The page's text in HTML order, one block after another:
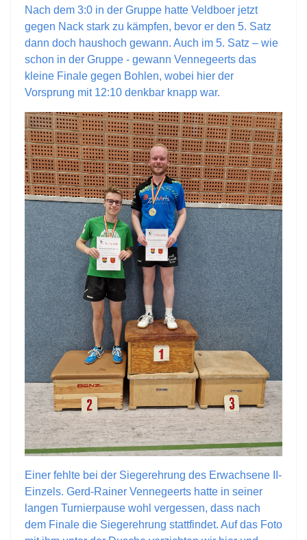
Nach dem 3:0 in der Gruppe hatte Veldboer jetzt
gegen Nack stark zu kämpfen, bevor er den 5. Satz
dann doch haushoch gewann. Auch im 5. Satz – wie
schon in der Gruppe - gewann Vennegeerts das
kleine Finale gegen Bohlen, wobei hier der
Vorsprung mit 12:10 denkbar knapp war.
Einer fehlte bei der Siegerehrung des Erwachsene II-
Einzels. Gerd-Rainer Vennegeerts hatte in seiner
langen Turnierpause wohl vergessen, dass nach
dem Finale die Siegerehrung stattfindet. Auf das Foto